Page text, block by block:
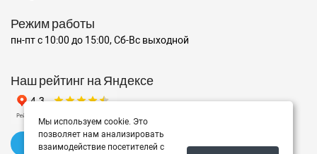
Режим работы
пн-пт с 10:00 до 15:00, Сб-Вс выходной
Наш рейтинг на Яндексе
✍️ Оставить отзыв
Мы используем cookie. Это
позволяет нам анализировать
взаимодействие посетителей с